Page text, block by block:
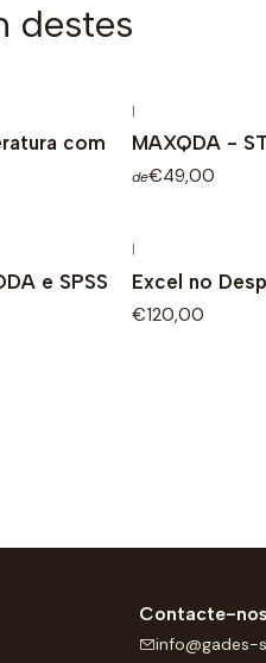
destes
com
|
MAXQDA -
de€49,00
e SPSS
|
Excel no
€120,00
Contacte-nos
info@gades-